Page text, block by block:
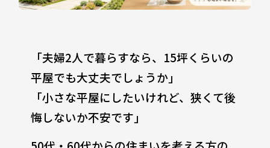
「夫婦2人で暮らすなら、15坪くらいの
平屋でも大丈夫でしょうか」
「小さな平屋にしたいけれど、狭くて後
悔しないか不安です」